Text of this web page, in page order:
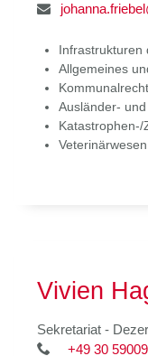
Infrastrukturen
Allgemeines
Kommunalrecht
Ausländer-
Katastrophen-/
Veterinärwesen
Vivien
Sekretariat -
+49 30